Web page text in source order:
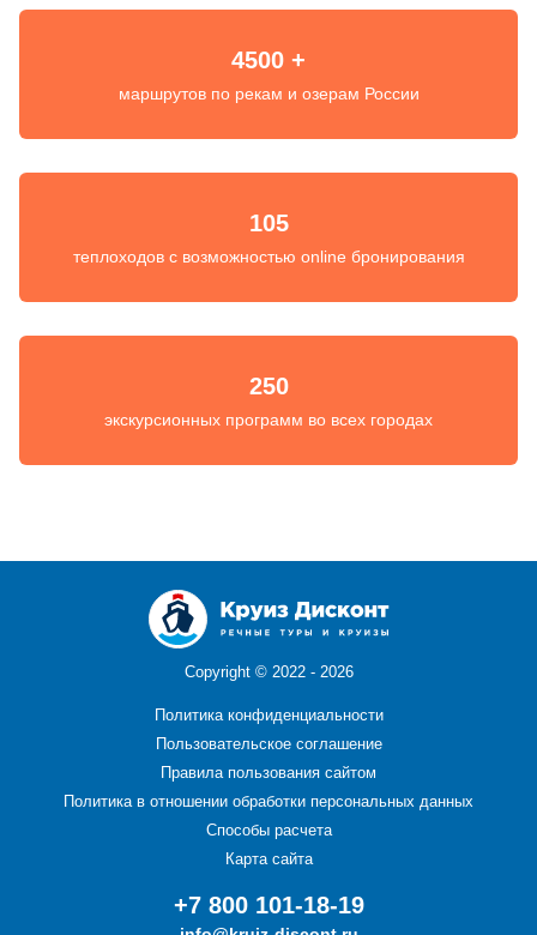
4500 +
маршрутов по рекам и озерам России
105
теплоходов с возможностью online бронирования
250
экскурсионных программ во всех городах
Copyright © 2022 - 2026
Политика конфиденциальности
Пользовательское соглашение
Правила пользования сайтом
Политика в отношении обработки персональных данных
Способы расчета
Карта сайта
+7 800 101-18-19